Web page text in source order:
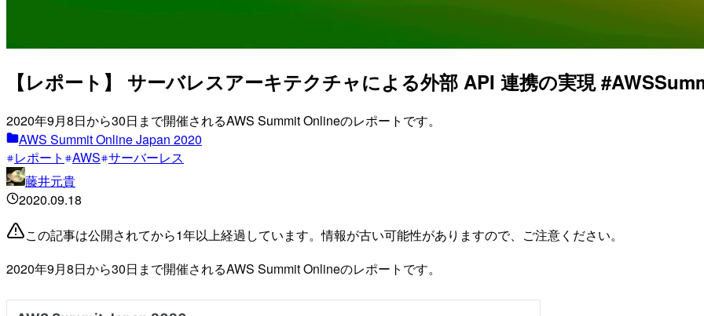
【レポート】 サーバレスアーキテクチャによる外部 API 連携の実現
2020年9月8日から30日まで開催されるAWS Summit Onlineのレポートです。
AWS Summit Online Japan 2020
レポート
AWS サーバーレス
藤井元貴
2020.09.18
この記事は公開されてから1年以上経過しています。情報が古い可能性がありますので、ご注意ください。
2020年9月8日から30日まで開催されるAWS Summit Onlineのレポートです。